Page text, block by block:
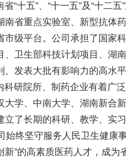
“十五”、“十一五”及“十二
南省重点实验室、新型抗体
市级平台。公司承担了国家
、卫生部科技计划项目、湖
发表大批有影响力的高水
科研院所、制药企业有着广
大学、中南大学、湖南新合
了长期的科研、教学、实习
始终坚守服务人民卫生健康
新”的高素质医药人才，成